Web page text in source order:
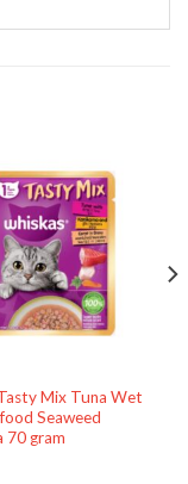
Mix Tuna Wet
Seaweed
70 gram